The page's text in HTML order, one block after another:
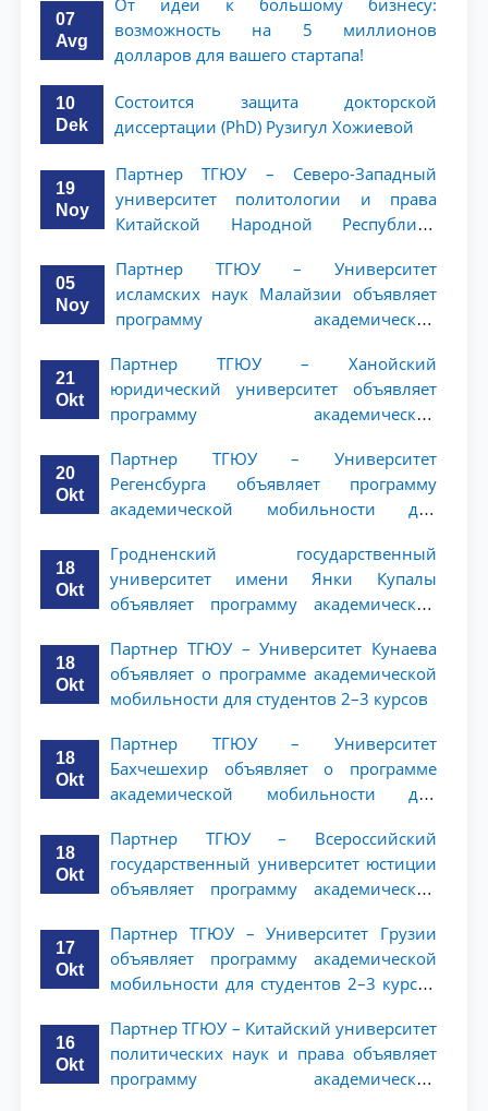
07
Avg
От идеи к большому бизнесу:
возможность на 5 миллионов
долларов для вашего стартапа!
10
Dek
Состоится защита докторской
диссертации (PhD) Рузигул Xoжиевой
19
Noy
Партнер ТГЮУ – Северо-Западный
университет политологии и права
Китайской Народной Республики
академической мобильности для
студентов 2–3 курсов
05
Noy
Партнер ТГЮУ – Университет
исламских наук Малайзии объявляет
программу академической
ТГЮУ
21
Okt
Партнер ТГЮУ – Ханойский
юридический университет объявляет
программу академической
20
Okt
Партнер ТГЮУ – Университет
Регенсбурга объявляет программу
академической мобильности для
18
Okt
Гродненский государственный
университет имени Янки Купалы
объявляет программу академической
ТГЮУ
18
Okt
Партнер ТГЮУ – Университет Кунаева
объявляет о программе академической
мобильности для студентов 2–3 курсов
18
Okt
Партнер ТГЮУ – Университет
Бахчешехир объявляет о программе
академической мобильности для
18
Okt
Партнер ТГЮУ – Всероссийский
государственный университет юстиции
объявляет программу академической
ТГЮУ
17
Okt
Партнер ТГЮУ – Университет Грузии
объявляет программу академической
мобильности для студентов 2–3 курсов
16
Okt
Партнер ТГЮУ – Китайский университет
политических наук и права объявляет
программу академической